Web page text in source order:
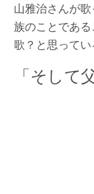
山雅治さんが
族のことであ
歌？と思ってい
「そして